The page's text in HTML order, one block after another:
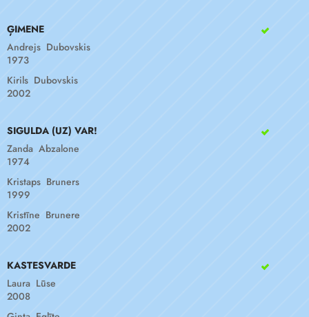
ĢIMENE
Andrejs Dubovskis
1973
Kirils Dubovskis
2002
SIGULDA (UZ) VAR!
Zanda Abzalone
1974
Kristaps Bruners
1999
Kristīne Brunere
2002
KASTESVARDE
Laura Lūse
2008